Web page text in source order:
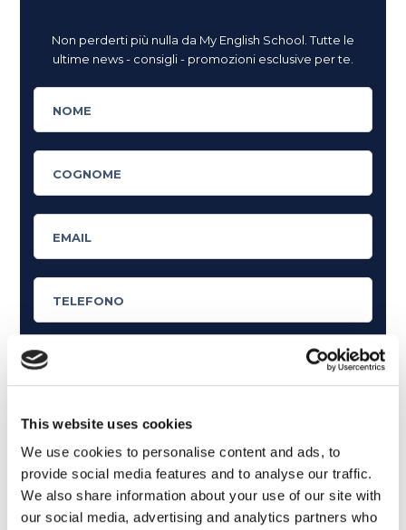
This website uses cookies
We use cookies to personalise content and ads, to
provide social media features and to analyse our traffic.
We also share information about your use of our site with
our social media, advertising and analytics partners who
Non perderti più nulla da My English School. Tutte le
ultime news - consigli - promozioni esclusive per te.
Articoli dedicati a inglese nel mondo del lavoro
Articoli con tips e new sulla lingua inglese
Articoli divertenti su film e musica